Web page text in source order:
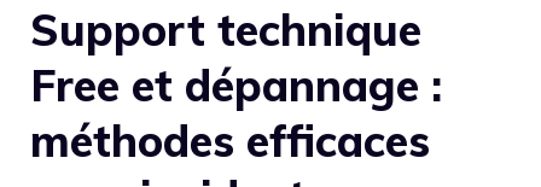
Support technique
Free et dépannage :
méthodes efficaces